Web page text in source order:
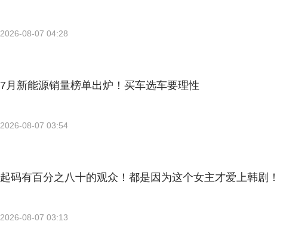
2026-08-07 04:28
7月新能源销量榜单出炉！买车选车要理性
2026-08-07 03:54
起码有百分之八十的观众！都是因为这个女主才爱上韩剧！
2026-08-07 03:13